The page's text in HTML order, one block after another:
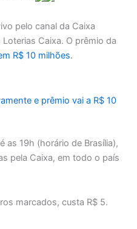
pelo canal da Caixa
Caixa. O prêmio da
R$ 10 milhões.
e prêmio vai a R$ 10
as 19h (horário de Brasília),
pela Caixa, em todo o país
marcados, custa R$ 5.